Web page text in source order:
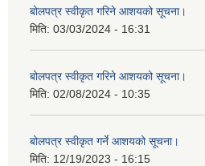
बोलपत्र स्वीकृत गरिने आशयको सूचना।
मिति: 03/03/2024 - 16:31
बोलपत्र स्वीकृत गरिने आशयको सूचना।
मिति: 02/08/2024 - 10:35
बोलपत्र स्वीकृत गर्ने आशयको सूचना।
मिति: 12/19/2023 - 16:15